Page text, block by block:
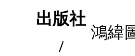
出版社
/
鴻緯